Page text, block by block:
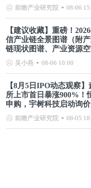
前瞻产业研究院 08-06
【建议收藏】重磅！
信产业链全景图谱（附
链现状图谱、产业资源
链发展规划）
吴小燕 08-06 10:00
【8月5日IPO动态观察
所上市首日暴涨900%！
申购，宇树科技启动询价
前瞻产业研究院 08-05